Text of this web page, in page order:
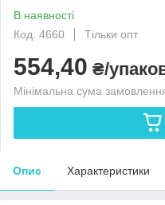
В наявності
Код: 4660
Тільки опт
554,40 ₴/
Мінімальна сума
Опис Характеристики